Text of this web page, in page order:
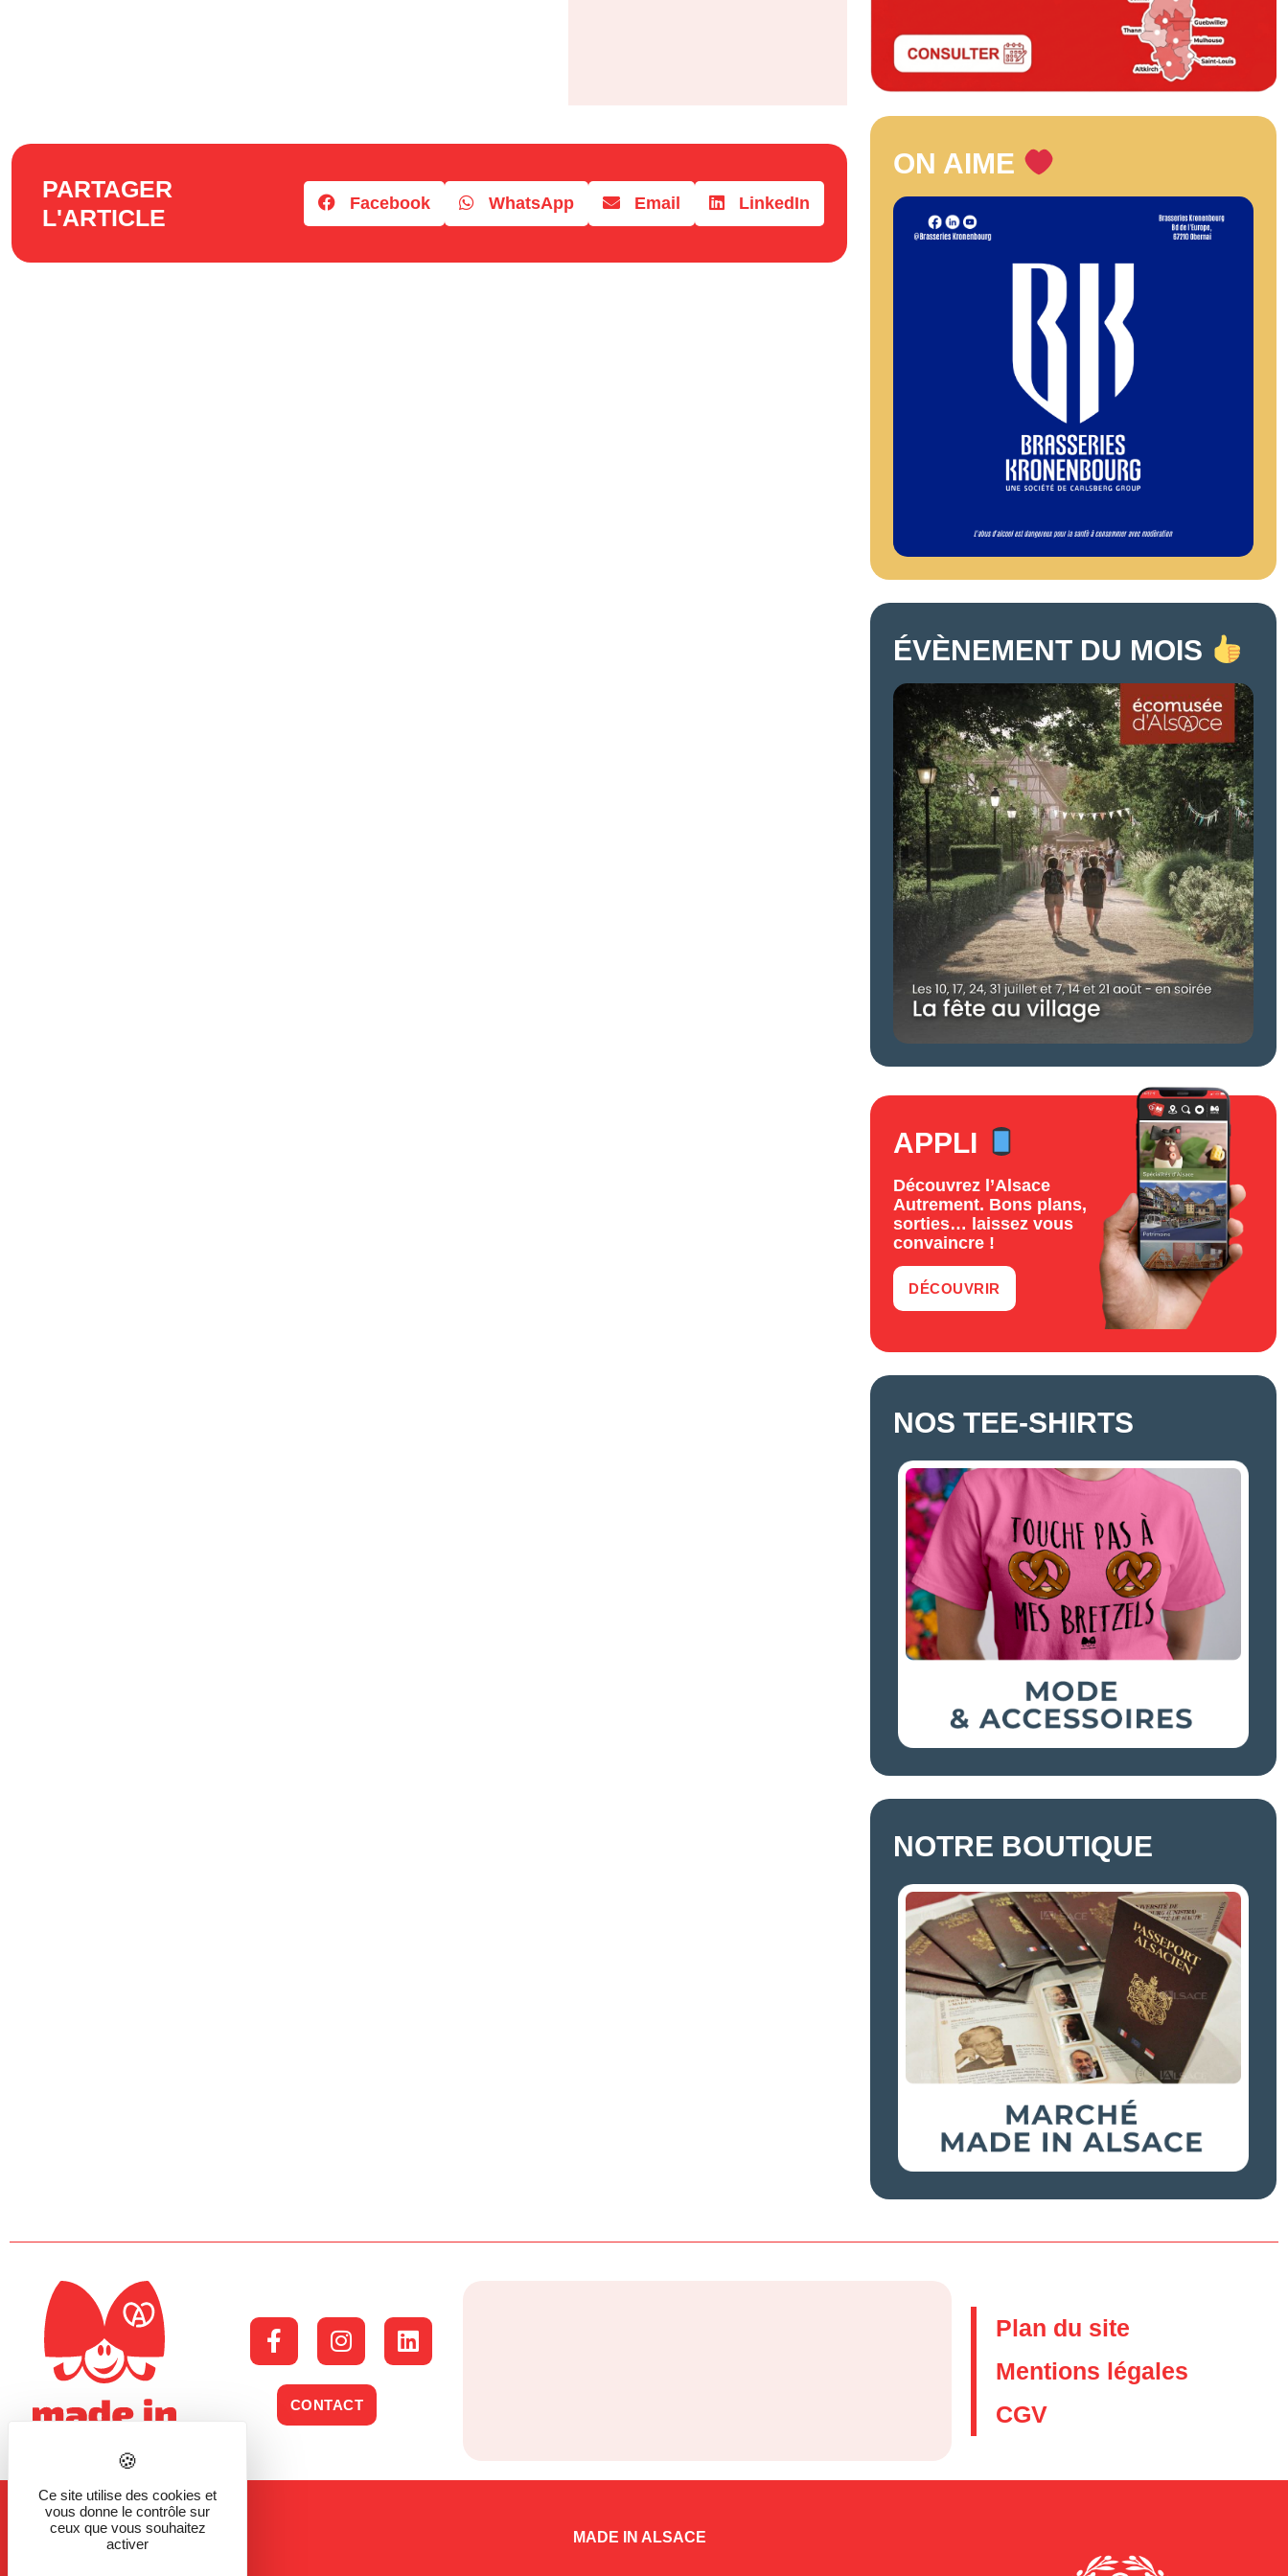
PARTAGER
L'ARTICLE
Facebook WhatsApp Email LinkedIn
ON AIME
ÉVÈNEMENT DU MOIS
APPLI
Découvrez l’Alsace
Autrement. Bons plans,
sorties… laissez vous
convaincre !
DÉCOUVRIR
NOS TEE-SHIRTS
NOTRE BOUTIQUE
CONTACT
Plan du site
Mentions légales
CGV
MADE IN ALSACE
Ce site utilise des cookies et
vous donne le contrôle sur
ceux que vous souhaitez
activer